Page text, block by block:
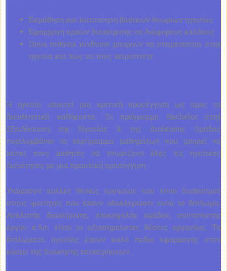
Εκμάθηση και κατανόηση βασικών θεωριών ηγεσίας
Εφαρμογή αρχών διαχείρισης σε διάφορους κλάδους
Ποιοι πιθανοί κίνδυνοι μπορούν να αναμένονται στην
ηγεσία και πώς να τους χειριστείτε
Η ηγεσία απαιτεί μια κριτική προσέγγιση ως προς τα
διευθυντικά καθήκοντα. Το πρόγραμμα Bachelor στην
Εξειδίκευση της Ηγεσίας & της Διοίκησης Ομάδας
περιλαμβάνει το περίγραμμα μαθημάτων που μπορεί να
κάνει τους μαθητές να γνωρίζουν όλες τις ηγετικές
δεξιότητες με μια πρακτική προσέγγιση.
Υπάρχουν πολλές θέσεις εργασίας που είναι διαθέσιμες
στους φοιτητές που έχουν ολοκληρώσει αυτό το δίπλωμα.
Αναλυτής διαχείρισης, επικεφαλής ομάδας, συντονιστής
έργου κ.λπ. είναι οι αξιοσημείωτες θέσεις εργασίας. Τα
διπλώματα ηγεσίας έχουν καλό πεδίο εφαρμογής στον
κόσμο της διοίκησης επιχειρήσεων.